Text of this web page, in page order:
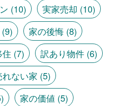
(10) 実家売却 (10)
(9) 家の後悔(8)
(7) 訳あり物件(6)
れない家 (5)
家の価値 (5)